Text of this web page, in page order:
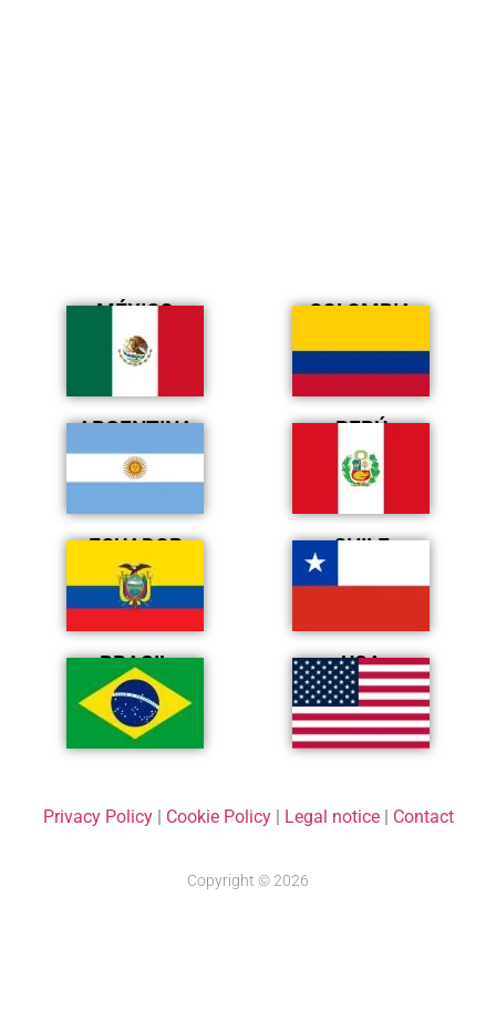
MÉXICO COLOMBIA
ARGENTINA PERÚ
ECUADOR CHILE
BRASIL USA
Privacy Policy| Cookie Policy| Legal notice| Contact
Copyright © 2026